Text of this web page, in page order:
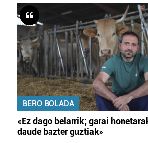
BERO BOLADA
«Ez dago belarrik; garai
daude bazter guztiak»